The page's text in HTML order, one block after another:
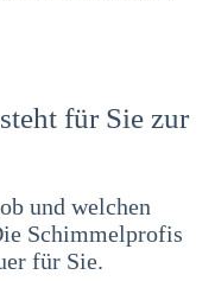
für Sie zur
und welchen
Schimmelprofis
für Sie.